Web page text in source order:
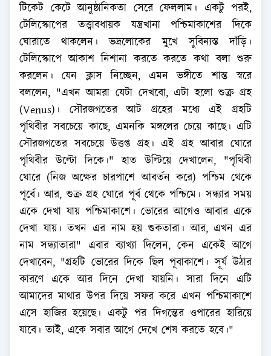
টিকেট কেটে আনুষ্ঠানিকতা সেরে ফেললাম। একটু পরই,
টেলিস্কোপের তত্ত্বাবধায়ক যন্ত্রখানা পশ্চিমাকাশের দিকে
ঘোরাতে থাকলেন। ভদ্রলোকের মুখে সুবিন্যস্ত দাঁড়ি।
টেলিস্কোপে আকাশ নিশানা করতে করতে কথা বলা শুরু
করলেন। যেন ক্লাস নিচ্ছেন, এমন ভঙ্গীতে শান্ত স্বরে
বললেন, "এখন আমরা যেটা দেখবো, এটা হলো শুক্র গ্রহ
(Venus)। সৌরজগতের আট গ্রহের মধ্যে এই গ্রহটি
পৃথিবীর সবচেয়ে কাছে, এমনকি মঙ্গলের চেয়ে কাছে। এটি
সৌরজগতের সবচেয়ে উত্তপ্ত গ্রহ। এই গ্রহ আবার ঘোরে
পৃথিবীর উল্টো দিকে।" হাত উল্টিয়ে দেখালেন, "পৃথিবী
ঘোরে (নিজ অক্ষের চারপাশে আবর্তন করে) পশ্চিম থেকে
পূর্বে। আর, শুক্র গ্রহ ঘোরে পূর্ব থেকে পশ্চিমে। সন্ধ্যার সময়
একে দেখা যায় পশ্চিমাকাশে। ভোরের আগেও আবার একে
দেখা যায়। তখন এর নাম হয় শুকতারা। আর, এখন এর
নাম সন্ধ্যাতারা" এবার ব্যাখ্যা দিলেন, কেন একেই আগে
দেখাবেন, "গ্রহটি ভোরের দিকে ছিল পূবাকাশে। সূর্য উঠার
কারণে একে আর দিনে দেখা যায়নি। সারা দিনে এটি
আমাদের মাথার উপর দিয়ে সফর করে এখন পশ্চিমাকাশে
এসে হাজির হয়েছে। একটু পর দিগন্তের ওপারের হারিয়ে
যাবে। তাই, একে সবার আগে দেখে শেষ করতে হবে।"